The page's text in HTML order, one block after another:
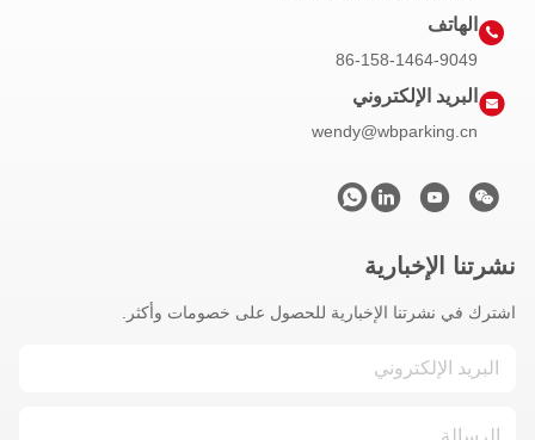
الهاتف
86-158-1464-9049
البريد الإلكتروني
wendy@wbparking.cn
نشرتنا الإخبارية
اشترك في نشرتنا الإخبارية للحصول على خصومات وأكثر.